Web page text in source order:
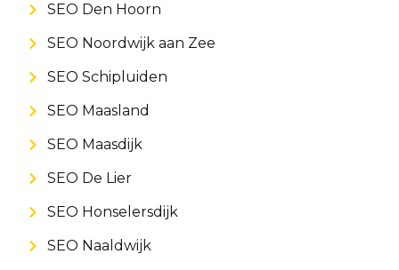
SEO Den Hoorn
SEO Noordwijk aan Zee
SEO Schipluiden
SEO Maasland
SEO Maasdijk
SEO De Lier
SEO Honselersdijk
SEO Naaldwijk